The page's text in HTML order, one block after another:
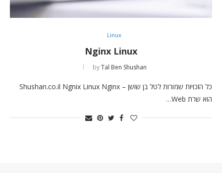
Linux
Nginx Linux
byTal Ben Shushan
כל הזכויות שמורות לטל בן שושן – Shushan.co.il Ngnix Linux Nginx
הוא שרת Web…